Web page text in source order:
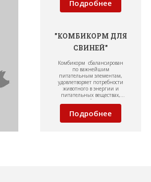
роста и развития.
Подробнее
"КОМБИКОРМ ДЛЯ
СВИНЕЙ"
Комбикорм сбалансирован
по важнейшим
питательным элементам,
удовлетворяет потребности
животного в энергии и
питательных веществах,
регулирует обмен веществ.
Подробнее